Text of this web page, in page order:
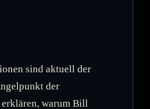
sind aktuell der
der
warum Bill